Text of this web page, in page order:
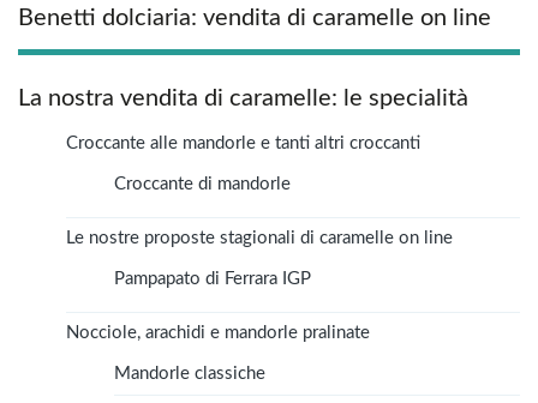
Benetti dolciaria: vendita di caramelle on line
La nostra vendita di caramelle: le specialità
Croccante alle mandorle e tanti altri croccanti
Croccante di mandorle
Le nostre proposte stagionali di caramelle on line
Pampapato di Ferrara IGP
Nocciole, arachidi e mandorle pralinate
Mandorle classiche